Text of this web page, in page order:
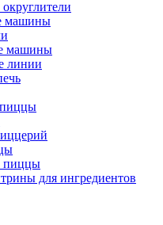
машины
машины
линии
пиццы
пиццы
для ингредиентов